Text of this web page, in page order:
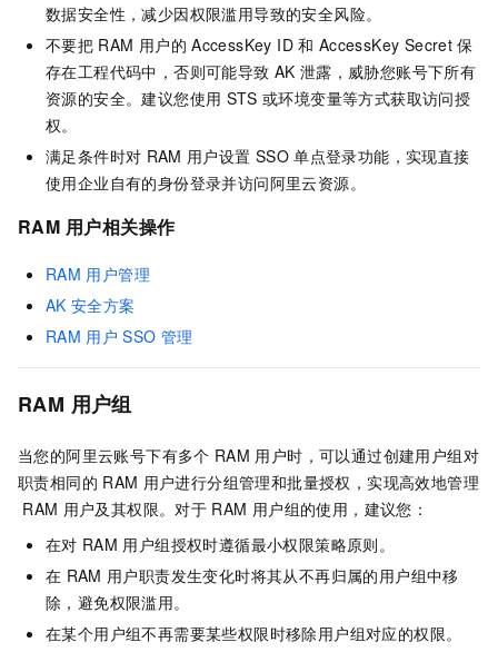
数据安全性，减少因权限滥用导致的安全风险。
不要把 RAM 用户的 AccessKey ID 和 AccessKey Secret 保
存在工程代码中，否则可能导致 AK 泄露，威胁您账号下所有
资源的安全。建议您使用 STS 或环境变量等方式获取访问授
权。
满足条件时对 RAM 用户设置 SSO 单点登录功能，实现直接
使用企业自有的身份登录并访问阿里云资源。
RAM 用户相关操作
RAM 用户管理
AK 安全方案
RAM 用户 SSO 管理
RAM 用户组
当您的阿里云账号下有多个 RAM 用户时，可以通过创建用户组对
职责相同的 RAM 用户进行分组管理和批量授权，实现高效地管理
RAM 用户及其权限。对于 RAM 用户组的使用，建议您：
在对 RAM 用户组授权时遵循最小权限策略原则。
在 RAM 用户职责发生变化时将其从不再归属的用户组中移
除，避免权限滥用。
在某个用户组不再需要某些权限时移除用户组对应的权限。